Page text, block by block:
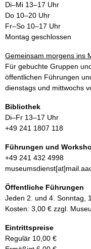
Di–Mi 13–17 Uhr
Do 10–20 Uhr
Fr–So 10–17 Uhr
Montag geschlossen
Gemeinsam morgens ins
Für gebuchte Gruppen
öffentlichen Führungen
dienstags und mittwochs
Bibliothek
Di–Fr 13–17 Uhr
+49 241 1807 118
Führungen und
+49 241 432 4998
Öffentliche Führungen
Jeden 2. und 4. Sonntag,
Kosten: 3,00 € zzgl.
Eintrittspreise
Regulär 10,00 €